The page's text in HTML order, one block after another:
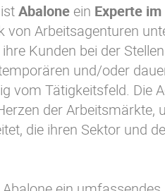
Abalone ein Experte
von Arbeitsagenturen
ihre Kunden bei der
und/oder
vom Tätigkeitsfeld. Die
der Arbeitsmärkte,
die ihren Sektor und